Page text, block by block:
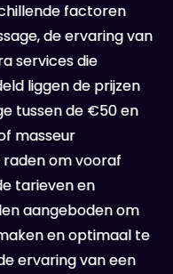
factoren
de ervaring van
services die
liggen de prijzen
tussen de €50 en
masseur
raden om vooraf
tarieven en
aangeboden om
en optimaal te
ervaring van een